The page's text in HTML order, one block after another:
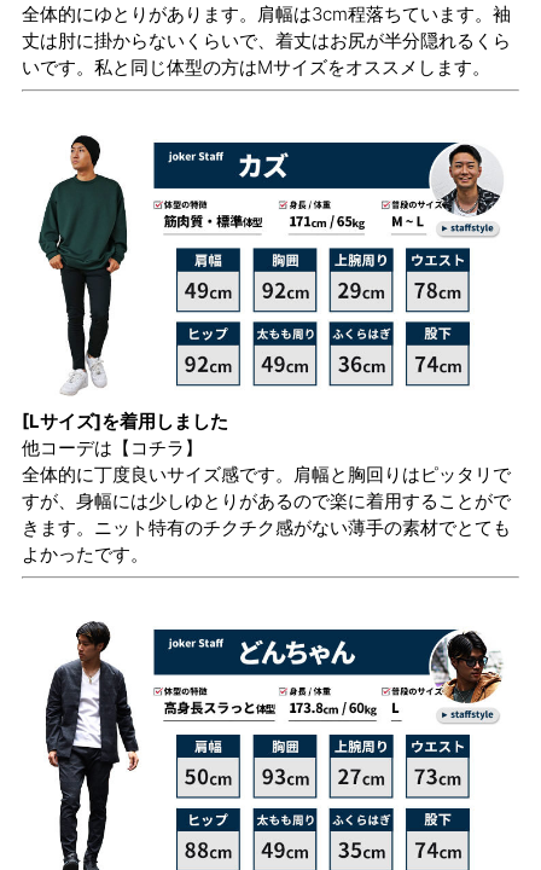
全体的にゆとりがあります。肩幅は3cm程落ちています。袖
丈は肘に掛からないくらいで、着丈はお尻が半分隠れるくら
いです。私と同じ体型の方はMサイズをオススメします。
[Lサイズ]を着用しました
他コーデは 【コチラ】
全体的に丁度良いサイズ感です。肩幅と胸回りはピッタリで
すが、身幅には少しゆとりがあるので楽に着用することがで
きます。ニット特有のチクチク感がない薄手の素材でとても
よかったです。